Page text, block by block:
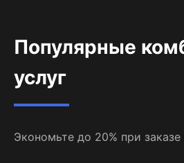
Популярные
услуг
Экономьте до 20% при